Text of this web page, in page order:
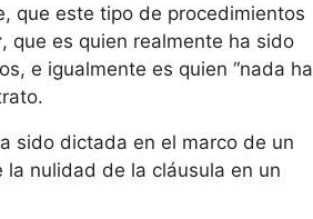
que este tipo de procedimientos
, que es quien realmente ha sido
e igualmente es quien “nada ha
sido dictada en el marco de un
la nulidad de la cláusula en un